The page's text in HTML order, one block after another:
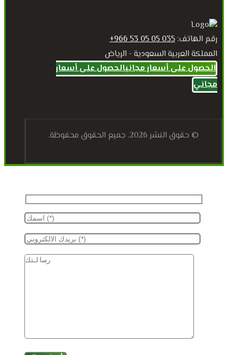
رقم الهاتف: 035 05 05 53 966+
المملكة العربية السعودية - الرياض
الحصول على أسعار مجانيالحصول على أسعار
مجاني
© حقوق النشر 2026. جميع الحقوق محفوظة.